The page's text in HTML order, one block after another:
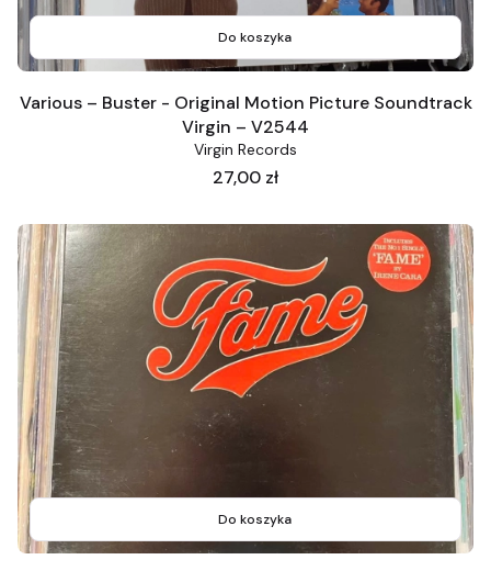
Do koszyka
Various – Buster - Original Motion Picture Soundtrack
Virgin – V2544
Virgin Records
Cena
27,00 zł
Do koszyka